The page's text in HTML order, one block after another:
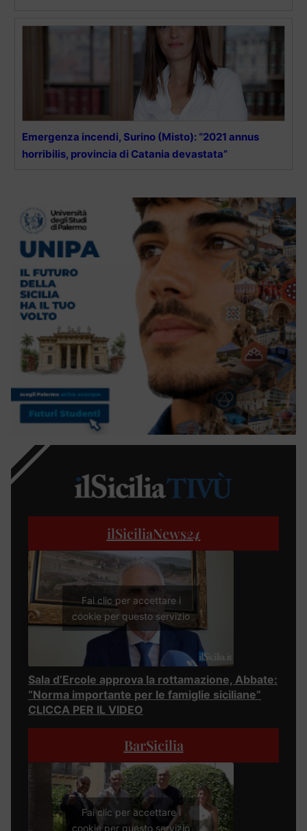
Emergenza incendi, Surino (Misto): “2021 annus
horribilis, provincia di Catania devastata”
ilSiciliaNews24
Fai clic per accettare i
cookie per questo servizio
Sala d’Ercole approva la rottamazione, Abbate:
“Norma importante per le famiglie siciliane”
CLICCA PER IL VIDEO
BarSicilia
Fai clic per accettare i
cookie per questo servizio